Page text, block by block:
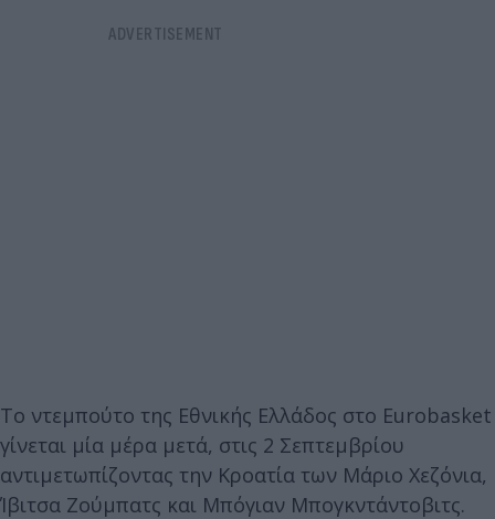
Το ντεμπούτο της Εθνικής Ελλάδος στο Eurobasket
γίνεται μία μέρα μετά, στις 2 Σεπτεμβρίου
αντιμετωπίζοντας την Κροατία των Μάριο Χεζόνια,
Ίβιτσα Ζούμπατς και Μπόγιαν Μπογκντάντοβιτς.